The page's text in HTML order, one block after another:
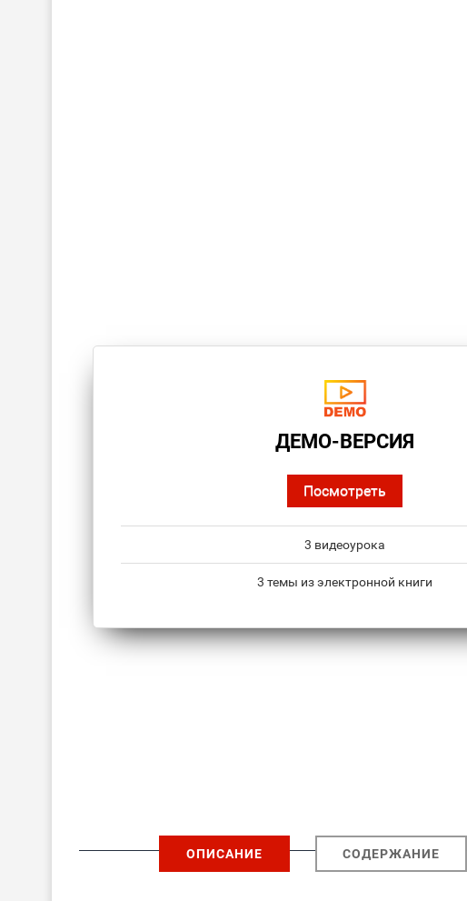
ДЕМО-ВЕРСИЯ
Посмотреть
3 видеоурока
3 темы из электронной книги
ОПИСАНИЕ СОДЕРЖАНИЕ